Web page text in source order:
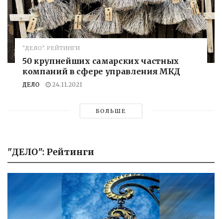
"ДЕЛО". РЕЙТИНГИ
50 крупнейших самарских частных
компаний в сфере управления МКД
ДЕЛО 24.11.2021
БОЛЬШЕ
"ДЕЛО": Рейтинги